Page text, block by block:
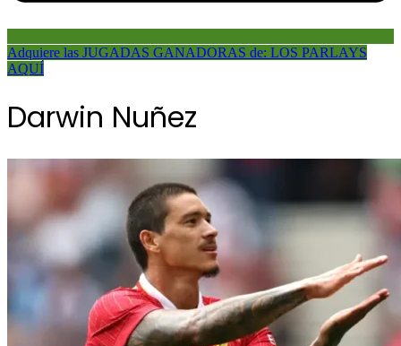
Adquiere las JUGADAS GANADORAS de: LOS PARLAYS
AQUÍ
Darwin Nuñez